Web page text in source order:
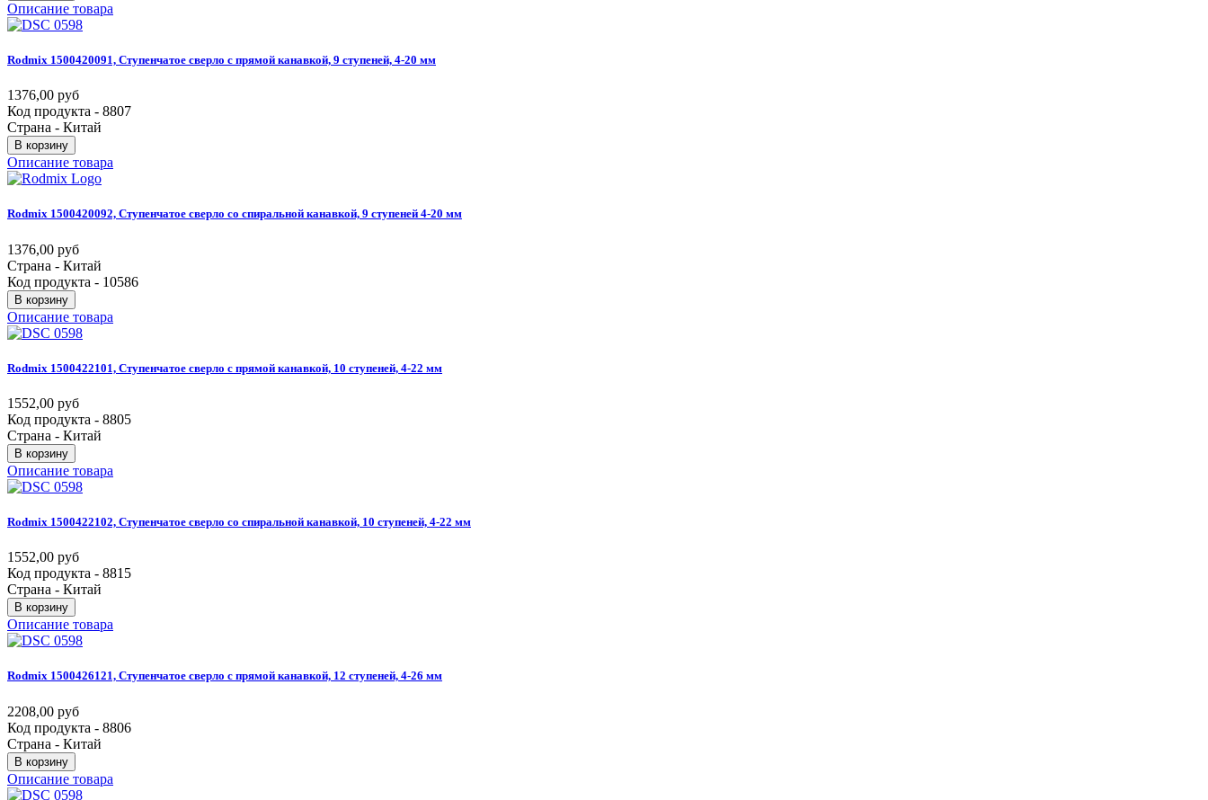
Описание товара
Rodmix 1500420091, Ступенчатое сверло с прямой канавкой, 9 ступеней, 4-20 мм
1376,00 руб
Код продукта - 8807
Страна - Китай
В корзину
Описание товара
Rodmix 1500420092, Ступенчатое сверло со спиральной канавкой, 9 ступеней 4-20 мм
1376,00 руб
Страна - Китай
Код продукта - 10586
В корзину
Описание товара
Rodmix 1500422101, Ступенчатое сверло с прямой канавкой, 10 ступеней, 4-22 мм
1552,00 руб
Код продукта - 8805
Страна - Китай
В корзину
Описание товара
Rodmix 1500422102, Ступенчатое сверло со спиральной канавкой, 10 ступеней, 4-22 мм
1552,00 руб
Код продукта - 8815
Страна - Китай
В корзину
Описание товара
Rodmix 1500426121, Ступенчатое сверло с прямой канавкой, 12 ступеней, 4-26 мм
2208,00 руб
Код продукта - 8806
Страна - Китай
В корзину
Описание товара